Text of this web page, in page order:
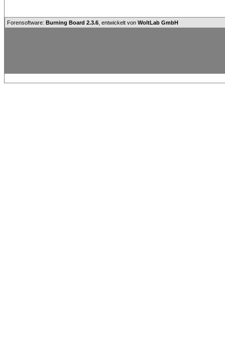
Forensoftware: Burning Board 2.3.6 , entwickelt von WoltLab GmbH